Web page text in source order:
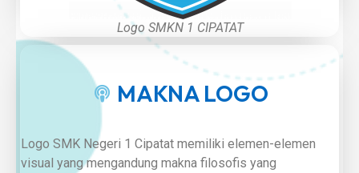
Logo SMKN 1 CIPATAT
MAKNA LOGO
Logo SMK Negeri 1 Cipatat memiliki elemen-elemen
visual yang mengandung makna filosofis yang